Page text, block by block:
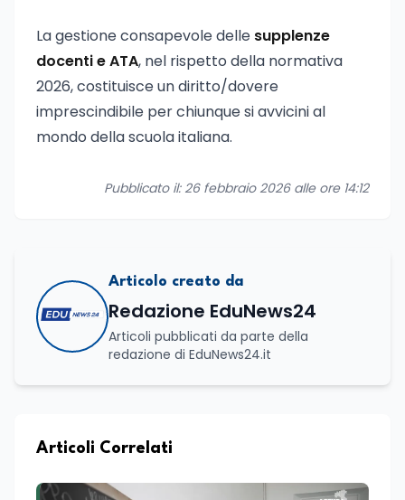
La gestione consapevole delle supplenze
docenti e ATA, nel rispetto della normativa
2026, costituisce un diritto/dovere
imprescindibile per chiunque si avvicini al
mondo della scuola italiana.
Pubblicato il: 26 febbraio 2026 alle ore 14:12
Articolo creato da
Redazione EduNews24
Articoli pubblicati da parte della
redazione di EduNews24.it
Articoli Correlati